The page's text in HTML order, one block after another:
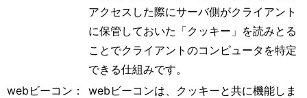
アクセスした際にサーバ側がクライアント
に保管しておいた「クッキー」を読みとる
ことでクライアントのコンピュータを特定
できる仕組みです。
webビーコン：
webビーコンは、クッキーと共に機能しま